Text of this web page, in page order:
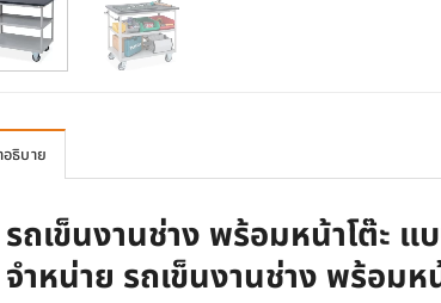
อธิบาย
รถเข็นงานช่าง พร้อมหน้าโต๊ะ แ
จำหน่าย รถเข็นงานช่าง พร้อมห